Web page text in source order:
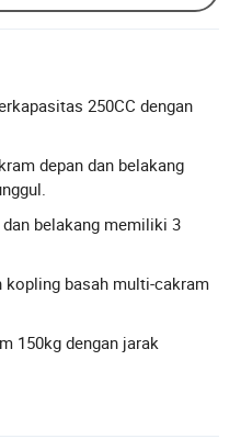
250CC dengan
depan dan belakang
belakang memiliki 3
kopling basah multi-cakram
150kg dengan jarak